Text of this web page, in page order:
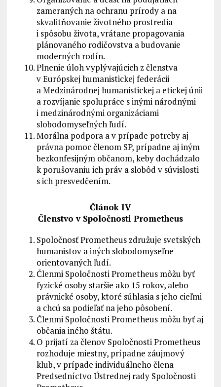
zameraných na ochranu prírody a na
skvalitňovanie životného prostredia
i spôsobu života, vrátane propagovania
plánovaného rodičovstva a budovanie
moderných rodín.
Plnenie úloh vyplývajúcich z členstva
v Európskej humanistickej federácii
a Medzinárodnej humanistickej a etickej únii
a rozvíjanie spolupráce s inými národnými
i medzinárodnými organizáciami
slobodomyseľných ľudí.
Morálna podpora a v prípade potreby aj
právna pomoc členom SP, prípadne aj iným
bezkonfesijným občanom, keby dochádzalo
k porušovaniu ich práv a slobôd v súvislosti
s ich presvedčením.
Článok IV
Členstvo v Spoločnosti Prometheus
Spoločnosť Prometheus združuje svetských
humanistov a iných slobodomyseľne
orientovaných ľudí.
Členmi Spoločnosti Prometheus môžu byť
fyzické osoby staršie ako 15 rokov, alebo
právnické osoby, ktoré súhlasia s jeho cieľmi
a chcú sa podieľať na jeho pôsobení.
Členmi Spoločnosti Prometheus môžu byť aj
občania iného štátu.
O prijatí za členov Spoločnosti Prometheus
rozhoduje miestny, prípadne záujmový
klub, v prípade individuálneho člena
Predsedníctvo Ústrednej rady Spoločnosti